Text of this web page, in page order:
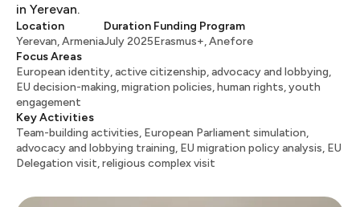
in Yerevan.​​​​‌ ‍ ​‍​‍‌‍ ‌ ​‍‌‍‍‌‌‍‌ ‌‍‍‌‌‍ ‍​‍​‍​ ‍‍​‍​‍‌ ​ ‌‍​‌‌‍ ‍‌‍‍‌‌ ‌​‌ ‍‌​‍ ‍‌‍‍‌‌‍ ​‍​‍​‍ ​​‍​‍‌‍‍​‌ ​‍‌‍‌‌‌‍‌‍​‍​‍​ ‍‍​‍​‍​‍ ‌ ​ ‌ ‌​‌ ‌‌‌‍‌​‌‍‍‌‌‍ ​‍ ‌‍‍‌‌‍ ‍‌ ‌​‌‍‌‌‌‍ ‍‌ ‌​​‍ ‌‍‌‌‌‍‌​‌‍‍‌‌ ‌​​‍ ‌‍ ‌‌‍ ‌‍‌​‌‍‌‌​ ‌‌ ​​‌ ​‍‌‍‌‌‌ ​ ‌‍‌‌‌‍ ‍‌ ‌​‌‍​‌‌ ‌​‌‍‍‌‌‍ ‌‍ ‍​ ‍ ‌‍‍‌‌‍‌​​ ‌‌‍‌‌‌‍​‍​ ​‌​ ‌​​ ‌ ​ ‌ ​ ​​‌‍‌‍​‍ ‌‌‍​‍​ ​​​ ‌‍​ ​‌​‍ ‌​ ‌​‌‍‌‌​ ​​‌‍‌‍​‍ ‌​ ‍‌​ ​​​ ‌‌​ ​ ​‍ ‌​ ‌​​ ‌‍‌‍​‌​ ​‌‌‍‌​‌‍‌‍​ ‌ ​ ​‌‌‍‌‌‌‍​ ‌‍‌‍‌‍​ ​ ‍ ‌ ‌​‌ ‍‌‌ ​​‌‍‌‌​ ‌‌ ​​‌ ​‍‌‍ ‌‍‍‍‌‍‌‌‌‍​ ‌ ‌​​ ‍ ‌ ​​‌‍​‌‌ ‌​‌‍‍​​ ‌‌‍‌​‌‍‌‌‌ ​ ‌‍​ ‌ ​‍‌‍‍‌‌ ​​‌ ‌​‌‍‍‌‌‍ ‌‍ ‍​ ‌‍​‍‌‍​‌‌ ​ ‌‍‌‌‌‌‌‌‌ ​‍‌‍ ​​ ‌​‍‌‌​ ​‍‌​‌‍‌ ​ ‌ ‌​‌ ‌‌‌‍‌​‌‍‍‌‌‍ ​‍‌‍‌‍‍‌‌‍‌​​ ‌‌‍‌‌‌‍​‍​ ​‌​ ‌​​ ‌ ​ ‌ ​ ​​‌‍‌‍​‍ ‌‌‍​‍​ ​​​ ‌‍​ ​‌​‍ ‌​ ‌​‌‍‌‌​ ​​‌‍‌‍​‍ ‌​ ‍‌​ ​​​ ‌‌​ ​ ​‍ ‌​ ‌​​ ‌‍‌‍​‌​ ​‌‌‍‌​‌‍‌‍​ ‌ ​ ​‌‌‍‌‌‌‍​ ‌‍‌‍‌‍​ ​‍‌‍‌ ‌​‌ ‍‌‌ ​​‌‍‌‌​ ‌‌ ​​‌ ​‍‌‍ ‌‍‍‍‌‍‌‌‌‍​ ‌ ‌​​‍‌‍‌ ​​‌‍​‌‌ ‌​‌‍‍​​ ‌‌‍‌​‌‍‌‌‌ ​ ‌‍​ ‌ ​‍‌‍‍‌‌ ​​‌ ‌​‌‍‍‌‌‍ ‌‍ ‍​‍‌‍‌ ​​‌‍‌‌‌ ​‍‌ ​ ‌ ​​‌‍‌‌‌‍​ ‌ ‌​‌‍‍‌‌ ‌‍‌‍‌‌​ ‌‌ ​​‌ ‌‌‌‍​‍‌‍ ​‌‍‍‌‌ ​ ‌‍‍​‌‍‌‌‌‍‌​​‍​‍‌ ‌
Location
Yerevan, Armenia​​​​‌ ‍ ​‍​‍‌‍ ‌ ​‍‌‍‍‌‌‍‌ ‌‍‍‌‌‍ ‍​‍​‍​ ‍‍​‍​‍‌ ​ ‌‍​‌‌‍ ‍‌‍‍‌‌ ‌​‌ ‍‌​‍ ‍‌‍‍‌‌‍ ​‍​‍​‍ ​​‍​‍‌‍‍​‌ ​‍‌‍‌‌‌‍‌‍​‍​‍​ ‍‍​‍​‍​‍ ‌ ​ ‌ ‌​‌ ‌‌‌‍‌​‌‍‍‌‌‍ ​‍ ‌‍‍‌‌‍ ‍‌ ‌​‌‍‌‌‌‍ ‍‌ ‌​​‍ ‌‍‌‌‌‍‌​‌‍‍‌‌ ‌​​‍ ‌‍ ‌‌‍ ‌‍‌​‌‍‌‌​ ‌‌ ​​‌ ​‍‌‍‌‌‌ ​ ‌‍‌‌‌‍ ‍‌ ‌​‌‍​‌‌ ‌​‌‍‍‌‌‍ ‌‍ ‍​ ‍ ‌‍‍‌‌‍‌​​ ‌‌‍‌‌‌‍​‍​ ​‌​ ‌​​ ‌ ​ ‌ ​ ​​‌‍‌‍​‍ ‌‌‍​‍​ ​​​ ‌‍​ ​‌​‍ ‌​ ‌​‌‍‌‌​ ​​‌‍‌‍​‍ ‌​ ‍‌​ ​​​ ‌‌​ ​ ​‍ ‌​ ‌​​ ‌‍‌‍​‌​ ​‌‌‍‌​‌‍‌‍​ ‌ ​ ​‌‌‍‌‌‌‍​ ‌‍‌‍‌‍​ ​ ‍ ‌ ‌​‌ ‍‌‌ ​​‌‍‌‌​ ‌‌ ​​‌ ​‍‌‍ ‌‍‍‍‌‍‌‌‌‍​ ‌ ‌​​ ‍ ‌ ​​‌‍​‌‌ ‌​‌‍‍​​ ‌‌‍‌​‌‍‌‌‌ ‌​‌‍​‌‌‍‍‌‌‍ ​‌ ​ ​‍‌‌​ ‌‌‌​​‍‌‌ ‌‍‍ ‌‍‌‌‌ ‍‌​‍‌‌​ ​ ‌​‌​​‍‌‌​ ​ ‌​‌​​‍‌‌​ ​‍​ ​‍​ ​ ​ ‌‍‌‍‌‍‌‍‌‌​ ​ ‌‍​‌​ ​ ‌‍​‌​ ​ ‌‍‌‌‌‍‌‌​ ​‍​‍‌‌​ ​‍​ ​‍​‍‌‌​ ‌‌‌​‌​​‍ ‍‌‍‍‌‌‍ ‍‌‍‌‍‌‍ ​ ‌‍​‍‌‍​‌‌ ​ ‌‍‌‌‌‌‌‌‌ ​‍‌‍ ​​ ‌​‍‌‌​ ​‍‌​‌‍‌ ​ ‌ ‌​‌ ‌‌‌‍‌​‌‍‍‌‌‍ ​‍‌‍‌‍‍‌‌‍‌​​ ‌‌‍‌‌‌‍​‍​ ​‌​ ‌​​ ‌ ​ ‌ ​ ​​‌‍‌‍​‍ ‌‌‍​‍​ ​​​ ‌‍​ ​‌​‍ ‌​ ‌​‌‍‌‌​ ​​‌‍‌‍​‍ ‌​ ‍‌​ ​​​ ‌‌​ ​ ​‍ ‌​ ‌​​ ‌‍‌‍​‌​ ​‌‌‍‌​‌‍‌‍​ ‌ ​ ​‌‌‍‌‌‌‍​ ‌‍‌‍‌‍​ ​‍‌‍‌ ‌​‌ ‍‌‌ ​​‌‍‌‌​ ‌‌ ​​‌ ​‍‌‍ ‌‍‍‍‌‍‌‌‌‍​ ‌ ‌​​‍‌‍‌ ​​‌‍​‌‌ ‌​‌‍‍​​ ‌‌‍‌​‌‍‌‌‌ ‌​‌‍​‌‌‍‍‌‌‍ ​‌ ​ ​‍‌‌​ ‌‌‌​​‍‌‌ ‌‍‍ ‌‍‌‌‌ ‍‌​‍‌‌​ ​ ‌​‌​​‍‌‌​ ​ ‌​‌​​‍‌‌​ ​‍​ ​‍​ ​ ​ ‌‍‌‍‌‍‌‍‌‌​ ​ ‌‍​‌​ ​ ‌‍​‌​ ​ ‌‍‌‌‌‍‌‌​ ​‍​‍‌‌​ ​‍​ ​‍​‍‌‌​ ‌‌‌​‌​​‍ ‍‌‍‍‌‌‍ ‍‌‍‌‍‌‍ ​‍‌‍‌ ​​‌‍‌‌‌ ​‍‌ ​ ‌ ​​‌‍‌‌‌‍​ ‌ ‌​‌‍‍‌‌ ‌‍‌‍‌‌​ ‌‌ ​​‌ ‌‌‌‍​‍‌‍ ​‌‍‍‌‌ ​ ‌‍‍​‌‍‌‌‌‍‌​​‍​‍‌ ‌
Duration
July 2025​​​​‌ ‍ ​‍​‍‌‍ ‌ ​‍‌‍‍‌‌‍‌ ‌‍‍‌‌‍ ‍​‍​‍​ ‍‍​‍​‍‌ ​ ‌‍​‌‌‍ ‍‌‍‍‌‌ ‌​‌ ‍‌​‍ ‍‌‍‍‌‌‍ ​‍​‍​‍ ​​‍​‍‌‍‍​‌ ​‍‌‍‌‌‌‍‌‍​‍​‍​ ‍‍​‍​‍​‍ ‌ ​ ‌ ‌​‌ ‌‌‌‍‌​‌‍‍‌‌‍ ​‍ ‌‍‍‌‌‍ ‍‌ ‌​‌‍‌‌‌‍ ‍‌ ‌​​‍ ‌‍‌‌‌‍‌​‌‍‍‌‌ ‌​​‍ ‌‍ ‌‌‍ ‌‍‌​‌‍‌‌​ ‌‌ ​​‌ ​‍‌‍‌‌‌ ​ ‌‍‌‌‌‍ ‍‌ ‌​‌‍​‌‌ ‌​‌‍‍‌‌‍ ‌‍ ‍​ ‍ ‌‍‍‌‌‍‌​​ ‌‌‍‌‌‌‍​‍​ ​‌​ ‌​​ ‌ ​ ‌ ​ ​​‌‍‌‍​‍ ‌‌‍​‍​ ​​​ ‌‍​ ​‌​‍ ‌​ ‌​‌‍‌‌​ ​​‌‍‌‍​‍ ‌​ ‍‌​ ​​​ ‌‌​ ​ ​‍ ‌​ ‌​​ ‌‍‌‍​‌​ ​‌‌‍‌​‌‍‌‍​ ‌ ​ ​‌‌‍‌‌‌‍​ ‌‍‌‍‌‍​ ​ ‍ ‌ ‌​‌ ‍‌‌ ​​‌‍‌‌​ ‌‌ ​​‌ ​‍‌‍ ‌‍‍‍‌‍‌‌‌‍​ ‌ ‌​​ ‍ ‌ ​​‌‍​‌‌ ‌​‌‍‍​​ ‌‌‍‌​‌‍‌‌‌ ‌​‌‍​‌‌‍‍‌‌‍ ​‌ ​ ​‍‌‌​ ‌‌‌​​‍‌‌ ‌‍‍ ‌‍‌‌‌ ‍‌​‍‌‌​ ​ ‌​‌​​‍‌‌​ ​ ‌​‌​​‍‌‌​ ​‍​ ​‍​ ‌‍‌‍​‍‌‍‌‍‌‍​ ‌‍‌‍​ ‍​‌‍​‍​ ​ ‌‍​‍‌‍‌‍‌‍​ ‌‍‌​​‍‌‌​ ​‍​ ​‍​‍‌‌​ ‌‌‌​‌​​‍ ‍‌‍‍‌‌‍ ‍‌‍‌‍‌‍ ​ ‌‍​‍‌‍​‌‌ ​ ‌‍‌‌‌‌‌‌‌ ​‍‌‍ ​​ ‌​‍‌‌​ ​‍‌​‌‍‌ ​ ‌ ‌​‌ ‌‌‌‍‌​‌‍‍‌‌‍ ​‍‌‍‌‍‍‌‌‍‌​​ ‌‌‍‌‌‌‍​‍​ ​‌​ ‌​​ ‌ ​ ‌ ​ ​​‌‍‌‍​‍ ‌‌‍​‍​ ​​​ ‌‍​ ​‌​‍ ‌​ ‌​‌‍‌‌​ ​​‌‍‌‍​‍ ‌​ ‍‌​ ​​​ ‌‌​ ​ ​‍ ‌​ ‌​​ ‌‍‌‍​‌​ ​‌‌‍‌​‌‍‌‍​ ‌ ​ ​‌‌‍‌‌‌‍​ ‌‍‌‍‌‍​ ​‍‌‍‌ ‌​‌ ‍‌‌ ​​‌‍‌‌​ ‌‌ ​​‌ ​‍‌‍ ‌‍‍‍‌‍‌‌‌‍​ ‌ ‌​​‍‌‍‌ ​​‌‍​‌‌ ‌​‌‍‍​​ ‌‌‍‌​‌‍‌‌‌ ‌​‌‍​‌‌‍‍‌‌‍ ​‌ ​ ​‍‌‌​ ‌‌‌​​‍‌‌ ‌‍‍ ‌‍‌‌‌ ‍‌​‍‌‌​ ​ ‌​‌​​‍‌‌​ ​ ‌​‌​​‍‌‌​ ​‍​ ​‍​ ‌‍‌‍​‍‌‍‌‍‌‍​ ‌‍‌‍​ ‍​‌‍​‍​ ​ ‌‍​‍‌‍‌‍‌‍​ ‌‍‌​​‍‌‌​ ​‍​ ​‍​‍‌‌​ ‌‌‌​‌​​‍ ‍‌‍‍‌‌‍ ‍‌‍‌‍‌‍ ​‍‌‍‌ ​​‌‍‌‌‌ ​‍‌ ​ ‌ ​​‌‍‌‌‌‍​ ‌ ‌​‌‍‍‌‌ ‌‍‌‍‌‌​ ‌‌ ​​‌ ‌‌‌‍​‍‌‍ ​‌‍‍‌‌ ​ ‌‍‍​‌‍‌‌‌‍‌​​‍​‍‌ ‌
Funding Program
Erasmus+, Anefore​​​​‌ ‍ ​‍​‍‌‍ ‌ ​‍‌‍‍‌‌‍‌ ‌‍‍‌‌‍ ‍​‍​‍​ ‍‍​‍​‍‌ ​ ‌‍​‌‌‍ ‍‌‍‍‌‌ ‌​‌ ‍‌​‍ ‍‌‍‍‌‌‍ ​‍​‍​‍ ​​‍​‍‌‍‍​‌ ​‍‌‍‌‌‌‍‌‍​‍​‍​ ‍‍​‍​‍​‍ ‌ ​ ‌ ‌​‌ ‌‌‌‍‌​‌‍‍‌‌‍ ​‍ ‌‍‍‌‌‍ ‍‌ ‌​‌‍‌‌‌‍ ‍‌ ‌​​‍ ‌‍‌‌‌‍‌​‌‍‍‌‌ ‌​​‍ ‌‍ ‌‌‍ ‌‍‌​‌‍‌‌​ ‌‌ ​​‌ ​‍‌‍‌‌‌ ​ ‌‍‌‌‌‍ ‍‌ ‌​‌‍​‌‌ ‌​‌‍‍‌‌‍ ‌‍ ‍​ ‍ ‌‍‍‌‌‍‌​​ ‌‌‍‌‌‌‍​‍​ ​‌​ ‌​​ ‌ ​ ‌ ​ ​​‌‍‌‍​‍ ‌‌‍​‍​ ​​​ ‌‍​ ​‌​‍ ‌​ ‌​‌‍‌‌​ ​​‌‍‌‍​‍ ‌​ ‍‌​ ​​​ ‌‌​ ​ ​‍ ‌​ ‌​​ ‌‍‌‍​‌​ ​‌‌‍‌​‌‍‌‍​ ‌ ​ ​‌‌‍‌‌‌‍​ ‌‍‌‍‌‍​ ​ ‍ ‌ ‌​‌ ‍‌‌ ​​‌‍‌‌​ ‌‌ ​​‌ ​‍‌‍ ‌‍‍‍‌‍‌‌‌‍​ ‌ ‌​​ ‍ ‌ ​​‌‍​‌‌ ‌​‌‍‍​​ ‌‌‍‌​‌‍‌‌‌ ‌​‌‍​‌‌‍‍‌‌‍ ​‌ ​ ​‍‌‌​ ‌‌‌​​‍‌‌ ‌‍‍ ‌‍‌‌‌ ‍‌​‍‌‌​ ​ ‌​‌​​‍‌‌​ ​ ‌​‌​​‍‌‌​ ​‍​ ​‍​ ‌‌​ ​‍​ ​‍‌‍​ ​ ‌ ​ ‍‌​ ‌‌​ ‍‌‌‍​‌‌‍‌​​ ​‌​ ​​​‍‌‌​ ​‍​ ​‍​‍‌‌​ ‌‌‌​‌​​‍ ‍‌‍‍‌‌‍ ‍‌‍‌‍‌‍ ​ ‌‍​‍‌‍​‌‌ ​ ‌‍‌‌‌‌‌‌‌ ​‍‌‍ ​​ ‌​‍‌‌​ ​‍‌​‌‍‌ ​ ‌ ‌​‌ ‌‌‌‍‌​‌‍‍‌‌‍ ​‍‌‍‌‍‍‌‌‍‌​​ ‌‌‍‌‌‌‍​‍​ ​‌​ ‌​​ ‌ ​ ‌ ​ ​​‌‍‌‍​‍ ‌‌‍​‍​ ​​​ ‌‍​ ​‌​‍ ‌​ ‌​‌‍‌‌​ ​​‌‍‌‍​‍ ‌​ ‍‌​ ​​​ ‌‌​ ​ ​‍ ‌​ ‌​​ ‌‍‌‍​‌​ ​‌‌‍‌​‌‍‌‍​ ‌ ​ ​‌‌‍‌‌‌‍​ ‌‍‌‍‌‍​ ​‍‌‍‌ ‌​‌ ‍‌‌ ​​‌‍‌‌​ ‌‌ ​​‌ ​‍‌‍ ‌‍‍‍‌‍‌‌‌‍​ ‌ ‌​​‍‌‍‌ ​​‌‍​‌‌ ‌​‌‍‍​​ ‌‌‍‌​‌‍‌‌‌ ‌​‌‍​‌‌‍‍‌‌‍ ​‌ ​ ​‍‌‌​ ‌‌‌​​‍‌‌ ‌‍‍ ‌‍‌‌‌ ‍‌​‍‌‌​ ​ ‌​‌​​‍‌‌​ ​ ‌​‌​​‍‌‌​ ​‍​ ​‍​ ‌‌​ ​‍​ ​‍‌‍​ ​ ‌ ​ ‍‌​ ‌‌​ ‍‌‌‍​‌‌‍‌​​ ​‌​ ​​​‍‌‌​ ​‍​ ​‍​‍‌‌​ ‌‌‌​‌​​‍ ‍‌‍‍‌‌‍ ‍‌‍‌‍‌‍ ​‍‌‍‌ ​​‌‍‌‌‌ ​‍‌ ​ ‌ ​​‌‍‌‌‌‍​ ‌ ‌​‌‍‍‌‌ ‌‍‌‍‌‌​ ‌‌ ​​‌ ‌‌‌‍​‍‌‍ ​‌‍‍‌‌ ​ ‌‍‍​‌‍‌‌‌‍‌​​‍​‍‌ ‌
Focus Areas
European identity, active citizenship, advocacy and lobbying,
EU decision-making, migration policies, human rights, youth
engagement​​​​‌ ‍ ​‍​‍‌‍ ‌ ​‍‌‍‍‌‌‍‌ ‌‍‍‌‌‍ ‍​‍​‍​ ‍‍​‍​‍‌ ​ ‌‍​‌‌‍ ‍‌‍‍‌‌ ‌​‌ ‍‌​‍ ‍‌‍‍‌‌‍ ​‍​‍​‍ ​​‍​‍‌‍‍​‌ ​‍‌‍‌‌‌‍‌‍​‍​‍​ ‍‍​‍​‍​‍ ‌ ​ ‌ ‌​‌ ‌‌‌‍‌​‌‍‍‌‌‍ ​‍ ‌‍‍‌‌‍ ‍‌ ‌​‌‍‌‌‌‍ ‍‌ ‌​​‍ ‌‍‌‌‌‍‌​‌‍‍‌‌ ‌​​‍ ‌‍ ‌‌‍ ‌‍‌​‌‍‌‌​ ‌‌ ​​‌ ​‍‌‍‌‌‌ ​ ‌‍‌‌‌‍ ‍‌ ‌​‌‍​‌‌ ‌​‌‍‍‌‌‍ ‌‍ ‍​ ‍ ‌‍‍‌‌‍‌​​ ‌‌‍‌‌‌‍​‍​ ​‌​ ‌​​ ‌ ​ ‌ ​ ​​‌‍‌‍​‍ ‌‌‍​‍​ ​​​ ‌‍​ ​‌​‍ ‌​ ‌​‌‍‌‌​ ​​‌‍‌‍​‍ ‌​ ‍‌​ ​​​ ‌‌​ ​ ​‍ ‌​ ‌​​ ‌‍‌‍​‌​ ​‌‌‍‌​‌‍‌‍​ ‌ ​ ​‌‌‍‌‌‌‍​ ‌‍‌‍‌‍​ ​ ‍ ‌ ‌​‌ ‍‌‌ ​​‌‍‌‌​ ‌‌ ​​‌ ​‍‌‍ ‌‍‍‍‌‍‌‌‌‍​ ‌ ‌​​ ‍ ‌ ​​‌‍​‌‌ ‌​‌‍‍​​ ‌‌‍‌​‌‍‌‌‌ ‌​‌‍​‌‌‍‍‌‌‍ ​‌ ​ ​‍‌‌​ ‌‌‌​​‍‌‌ ‌‍‍ ‌‍‌‌‌ ‍‌​‍‌‌​ ​ ‌​‌​​‍‌‌​ ​ ‌​‌​​‍‌‌​ ​‍​ ​‍‌‍​ ​ ‌ ​ ‌ ​ ​​‌‍​‍‌‍​‌‌‍​‍‌‍‌‌​ ‌‍‌‍‌‍​ ​‌​ ‍​​‍‌‌​ ​‍​ ​‍​‍‌‌​ ‌‌‌​‌​​‍ ‍‌‍‍‌‌‍ ‍‌‍‌‍‌‍ ​ ‌‍​‍‌‍​‌‌ ​ ‌‍‌‌‌‌‌‌‌ ​‍‌‍ ​​ ‌​‍‌‌​ ​‍‌​‌‍‌ ​ ‌ ‌​‌ ‌‌‌‍‌​‌‍‍‌‌‍ ​‍‌‍‌‍‍‌‌‍‌​​ ‌‌‍‌‌‌‍​‍​ ​‌​ ‌​​ ‌ ​ ‌ ​ ​​‌‍‌‍​‍ ‌‌‍​‍​ ​​​ ‌‍​ ​‌​‍ ‌​ ‌​‌‍‌‌​ ​​‌‍‌‍​‍ ‌​ ‍‌​ ​​​ ‌‌​ ​ ​‍ ‌​ ‌​​ ‌‍‌‍​‌​ ​‌‌‍‌​‌‍‌‍​ ‌ ​ ​‌‌‍‌‌‌‍​ ‌‍‌‍‌‍​ ​‍‌‍‌ ‌​‌ ‍‌‌ ​​‌‍‌‌​ ‌‌ ​​‌ ​‍‌‍ ‌‍‍‍‌‍‌‌‌‍​ ‌ ‌​​‍‌‍‌ ​​‌‍​‌‌ ‌​‌‍‍​​ ‌‌‍‌​‌‍‌‌‌ ‌​‌‍​‌‌‍‍‌‌‍ ​‌ ​ ​‍‌‌​ ‌‌‌​​‍‌‌ ‌‍‍ ‌‍‌‌‌ ‍‌​‍‌‌​ ​ ‌​‌​​‍‌‌​ ​ ‌​‌​​‍‌‌​ ​‍​ ​‍‌‍​ ​ ‌ ​ ‌ ​ ​​‌‍​‍‌‍​‌‌‍​‍‌‍‌‌​ ‌‍‌‍‌‍​ ​‌​ ‍​​‍‌‌​ ​‍​ ​‍​‍‌‌​ ‌‌‌​‌​​‍ ‍‌‍‍‌‌‍ ‍‌‍‌‍‌‍ ​‍‌‍‌ ​​‌‍‌‌‌ ​‍‌ ​ ‌ ​​‌‍‌‌‌‍​ ‌ ‌​‌‍‍‌‌ ‌‍‌‍‌‌​ ‌‌ ​​‌ ‌‌‌‍​‍‌‍ ​‌‍‍‌‌ ​ ‌‍‍​‌‍‌‌‌‍‌​​‍​‍‌ ‌
Key Activities
Team-building activities, European Parliament simulation,
advocacy and lobbying training, EU migration policy analysis, EU
Delegation visit, religious complex visit​​​​‌ ‍ ​‍​‍‌‍ ‌ ​‍‌‍‍‌‌‍‌ ‌‍‍‌‌‍ ‍​‍​‍​ ‍‍​‍​‍‌ ​ ‌‍​‌‌‍ ‍‌‍‍‌‌ ‌​‌ ‍‌​‍ ‍‌‍‍‌‌‍ ​‍​‍​‍ ​​‍​‍‌‍‍​‌ ​‍‌‍‌‌‌‍‌‍​‍​‍​ ‍‍​‍​‍​‍ ‌ ​ ‌ ‌​‌ ‌‌‌‍‌​‌‍‍‌‌‍ ​‍ ‌‍‍‌‌‍ ‍‌ ‌​‌‍‌‌‌‍ ‍‌ ‌​​‍ ‌‍‌‌‌‍‌​‌‍‍‌‌ ‌​​‍ ‌‍ ‌‌‍ ‌‍‌​‌‍‌‌​ ‌‌ ​​‌ ​‍‌‍‌‌‌ ​ ‌‍‌‌‌‍ ‍‌ ‌​‌‍​‌‌ ‌​‌‍‍‌‌‍ ‌‍ ‍​ ‍ ‌‍‍‌‌‍‌​​ ‌‌‍‌‌‌‍​‍​ ​‌​ ‌​​ ‌ ​ ‌ ​ ​​‌‍‌‍​‍ ‌‌‍​‍​ ​​​ ‌‍​ ​‌​‍ ‌​ ‌​‌‍‌‌​ ​​‌‍‌‍​‍ ‌​ ‍‌​ ​​​ ‌‌​ ​ ​‍ ‌​ ‌​​ ‌‍‌‍​‌​ ​‌‌‍‌​‌‍‌‍​ ‌ ​ ​‌‌‍‌‌‌‍​ ‌‍‌‍‌‍​ ​ ‍ ‌ ‌​‌ ‍‌‌ ​​‌‍‌‌​ ‌‌ ​​‌ ​‍‌‍ ‌‍‍‍‌‍‌‌‌‍​ ‌ ‌​​ ‍ ‌ ​​‌‍​‌‌ ‌​‌‍‍​​ ‌‌‍‌​‌‍‌‌‌ ‌​‌‍​‌‌‍‍‌‌‍ ​‌ ​ ​‍‌‌​ ‌‌‌​​‍‌‌ ‌‍‍ ‌‍‌‌‌ ‍‌​‍‌‌​ ​ ‌​‌​​‍‌‌​ ​ ‌​‌​​‍‌‌​ ​‍​ ​‍‌‍​ ​ ‍​​ ‌‍​ ​‍​ ​​​ ‌ ​ ‍​​ ​‍‌‍​‍‌‍‌​​ ‌‌‌‍‌‍​‍‌‌​ ​‍​ ​‍​‍‌‌​ ‌‌‌​‌​​‍ ‍‌‍‍‌‌‍ ‍‌‍‌‍‌‍ ​ ‌‍​‍‌‍​‌‌ ​ ‌‍‌‌‌‌‌‌‌ ​‍‌‍ ​​ ‌​‍‌‌​ ​‍‌​‌‍‌ ​ ‌ ‌​‌ ‌‌‌‍‌​‌‍‍‌‌‍ ​‍‌‍‌‍‍‌‌‍‌​​ ‌‌‍‌‌‌‍​‍​ ​‌​ ‌​​ ‌ ​ ‌ ​ ​​‌‍‌‍​‍ ‌‌‍​‍​ ​​​ ‌‍​ ​‌​‍ ‌​ ‌​‌‍‌‌​ ​​‌‍‌‍​‍ ‌​ ‍‌​ ​​​ ‌‌​ ​ ​‍ ‌​ ‌​​ ‌‍‌‍​‌​ ​‌‌‍‌​‌‍‌‍​ ‌ ​ ​‌‌‍‌‌‌‍​ ‌‍‌‍‌‍​ ​‍‌‍‌ ‌​‌ ‍‌‌ ​​‌‍‌‌​ ‌‌ ​​‌ ​‍‌‍ ‌‍‍‍‌‍‌‌‌‍​ ‌ ‌​​‍‌‍‌ ​​‌‍​‌‌ ‌​‌‍‍​​ ‌‌‍‌​‌‍‌‌‌ ‌​‌‍​‌‌‍‍‌‌‍ ​‌ ​ ​‍‌‌​ ‌‌‌​​‍‌‌ ‌‍‍ ‌‍‌‌‌ ‍‌​‍‌‌​ ​ ‌​‌​​‍‌‌​ ​ ‌​‌​​‍‌‌​ ​‍​ ​‍‌‍​ ​ ‍​​ ‌‍​ ​‍​ ​​​ ‌ ​ ‍​​ ​‍‌‍​‍‌‍‌​​ ‌‌‌‍‌‍​‍‌‌​ ​‍​ ​‍​‍‌‌​ ‌‌‌​‌​​‍ ‍‌‍‍‌‌‍ ‍‌‍‌‍‌‍ ​‍‌‍‌ ​​‌‍‌‌‌ ​‍‌ ​ ‌ ​​‌‍‌‌‌‍​ ‌ ‌​‌‍‍‌‌ ‌‍‌‍‌‌​ ‌‌ ​​‌ ‌‌‌‍​‍‌‍ ​‌‍‍‌‌ ​ ‌‍‍​‌‍‌‌‌‍‌​​‍​‍‌ ‌